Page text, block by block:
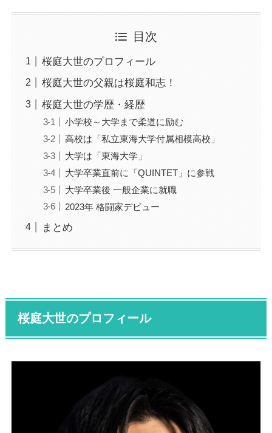
目次
桜庭大世のプロフィール
桜庭大世の父親は桜庭和志！
桜庭大世の学歴・経歴
小学校～大学まで柔道に励む
高校は「私立東海大学付属相模高校」
大学は「東海大学」
大学卒業直前に「QUINTET」に参戦
大学卒業後 一般企業に就職
2023年 格闘家デビュー
まとめ
桜庭大世のプロフィール